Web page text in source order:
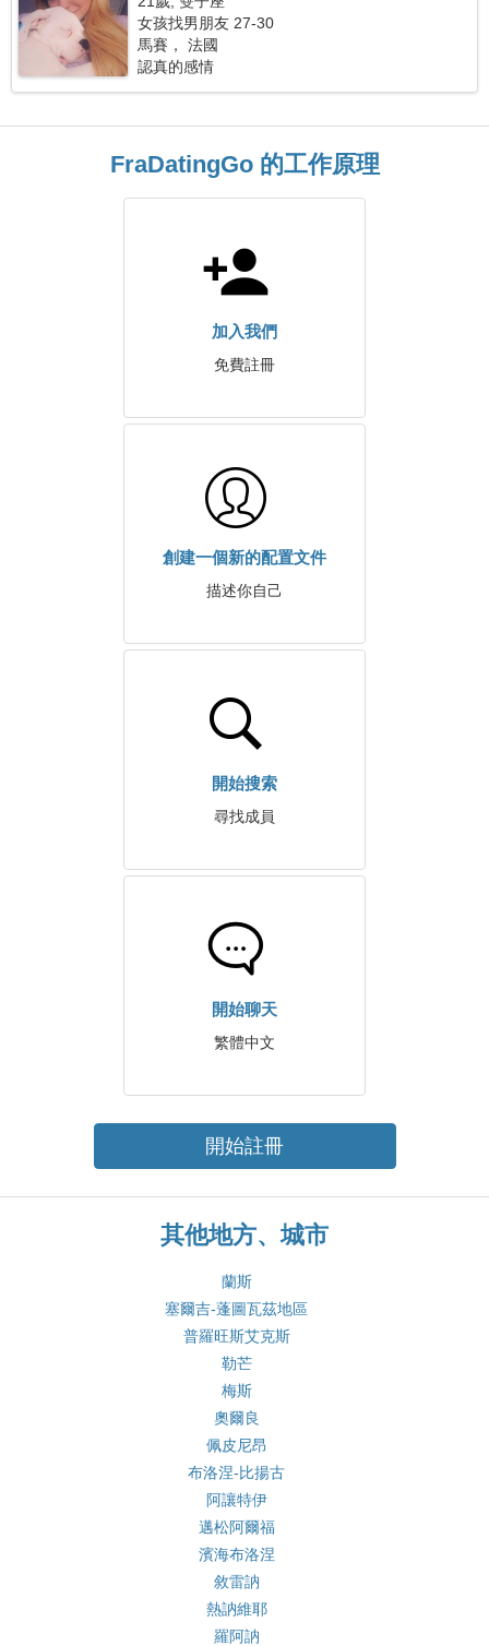
女孩找男朋友 27-30
馬賽， 法國
認真的感情
FraDatingGo 的工作原理
加入我們
免費註冊
創建一個新的配置文件
描述你自己
開始搜索
尋找成員
開始聊天
繁體中文
開始註冊
其他地方、城市
蘭斯
塞爾吉-蓬圖瓦茲地區
普羅旺斯艾克斯
勒芒
梅斯
奧爾良
佩皮尼昂
布洛涅-比揚古
阿讓特伊
邁松阿爾福
濱海布洛涅
敘雷訥
熱訥維耶
羅阿訥